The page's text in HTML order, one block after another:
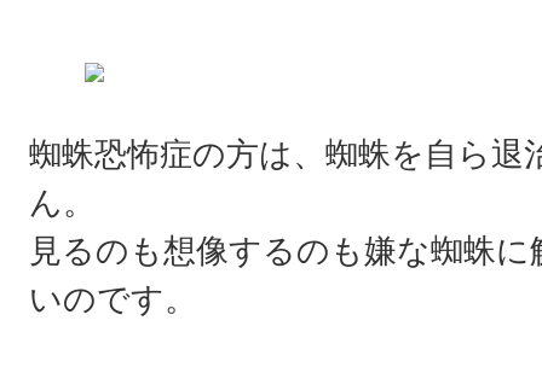
蜘蛛恐怖症の方は、蜘蛛を自ら
ん。
見るのも想像するのも嫌な蜘蛛
いのです。